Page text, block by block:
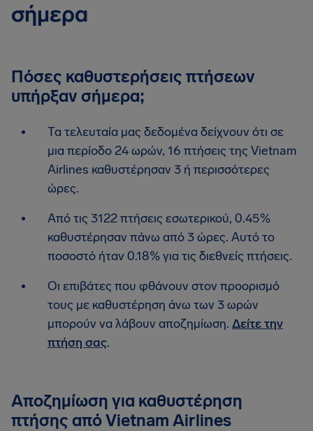
σήμερα
Πόσες καθυστερήσεις πτήσεων
υπήρξαν σήμερα;
Τα τελευταία μας δεδομένα δείχνουν ότι σε
μια περίοδο 24 ωρών, 16 πτήσεις της Vietnam
Airlines καθυστέρησαν 3 ή περισσότερες
ώρες.
Από τις 3122 πτήσεις εσωτερικού, 0.45%
καθυστέρησαν πάνω από 3 ώρες. Αυτό το
ποσοστό ήταν 0.18% για τις διεθνείς πτήσεις.
Οι επιβάτες που φθάνουν στον προορισμό
τους με καθυστέρηση άνω των 3 ωρών
μπορούν να λάβουν αποζημίωση. Δείτε την
πτήση σας.
Αποζημίωση για καθυστέρηση
πτήσης από Vietnam Airlines